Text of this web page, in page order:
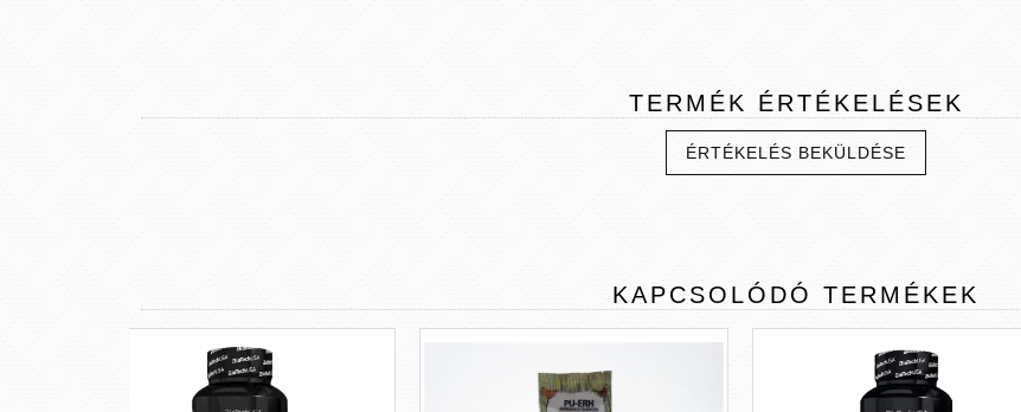
TERMÉK ÉRTÉKELÉSEK
ÉRTÉKELÉS BEKÜLDÉSE
KAPCSOLÓDÓ TERMÉKEK